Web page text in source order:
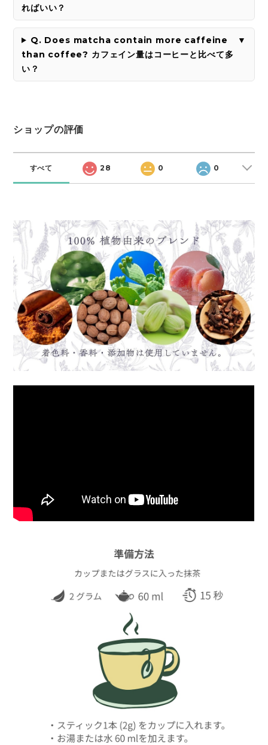
ればいい？
Q. Does matcha contain more caffeine
than coffee? カフェイン量はコーヒーと比べて多
い？
ショップの評価
すべて 28 0 0